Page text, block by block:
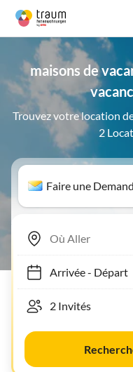
maisons de
Trouvez votre location
2
Faire une
Arrivée- Départ